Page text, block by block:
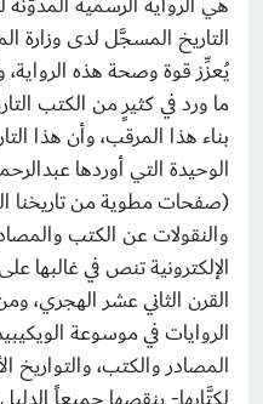
التاريخ المسجَّل لدى وزارة
ما ورد في كثيرٍ من الكتب
بناء هذا المرقب، وأن هذا
الوحيدة التي أوردها
(صفحات مطوية من تاريخنا
والنقولات عن الكتب
الإلكترونية تنص في غالبها
القرن الثاني عشر
الروايات في موسوعة
المصادر والكتب، والتواريخ